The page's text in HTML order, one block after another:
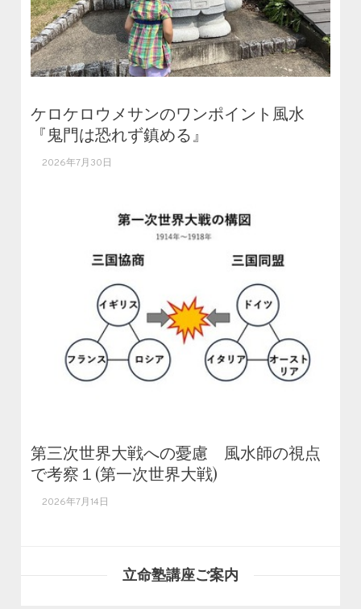
ケロケロウメサンのワンポイント風水
『鬼門は恐れず鎮める』
2026年7月30日
第三次世界大戦への憂慮 風水師の視点
で考察１(第一次世界大戦)
2026年7月14日
立命塾講座ご案内